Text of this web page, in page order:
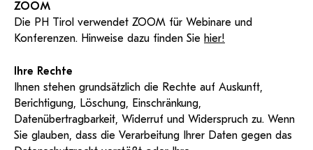
ZOOM
Die PH Tirol verwendet ZOOM für Webinare und
Konferenzen. Hinweise dazu finden Sie hier!
Ihre Rechte
Ihnen stehen grundsätzlich die Rechte auf Auskunft,
Berichtigung, Löschung, Einschränkung,
Datenübertragbarkeit, Widerruf und Widerspruch zu. Wenn
Sie glauben, dass die Verarbeitung Ihrer Daten gegen das